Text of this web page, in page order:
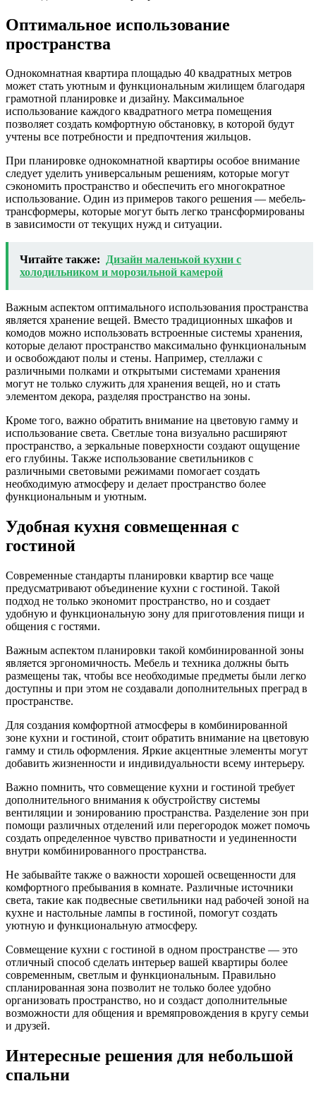
Оптимальное использование
пространства
Однокомнатная квартира площадью 40 квадратных метров
может стать уютным и функциональным жилищем благодаря
грамотной планировке и дизайну. Максимальное
использование каждого квадратного метра помещения
позволяет создать комфортную обстановку, в которой будут
учтены все потребности и предпочтения жильцов.
При планировке однокомнатной квартиры особое внимание
следует уделить универсальным решениям, которые могут
сэкономить пространство и обеспечить его многократное
использование. Один из примеров такого решения — мебель-
трансформеры, которые могут быть легко трансформированы
в зависимости от текущих нужд и ситуации.
Читайте также: Дизайн маленькой кухни с
холодильником и морозильной камерой
Важным аспектом оптимального использования пространства
является хранение вещей. Вместо традиционных шкафов и
комодов можно использовать встроенные системы хранения,
которые делают пространство максимально функциональным
и освобождают полы и стены. Например, стеллажи с
различными полками и открытыми системами хранения
могут не только служить для хранения вещей, но и стать
элементом декора, разделяя пространство на зоны.
Кроме того, важно обратить внимание на цветовую гамму и
использование света. Светлые тона визуально расширяют
пространство, а зеркальные поверхности создают ощущение
его глубины. Также использование светильников с
различными световыми режимами помогает создать
необходимую атмосферу и делает пространство более
функциональным и уютным.
Удобная кухня совмещенная с
гостиной
Современные стандарты планировки квартир все чаще
предусматривают объединение кухни с гостиной. Такой
подход не только экономит пространство, но и создает
удобную и функциональную зону для приготовления пищи и
общения с гостями.
Важным аспектом планировки такой комбинированной зоны
является эргономичность. Мебель и техника должны быть
размещены так, чтобы все необходимые предметы были легко
доступны и при этом не создавали дополнительных преград в
пространстве.
Для создания комфортной атмосферы в комбинированной
зоне кухни и гостиной, стоит обратить внимание на цветовую
гамму и стиль оформления. Яркие акцентные элементы могут
добавить жизненности и индивидуальности всему интерьеру.
Важно помнить, что совмещение кухни и гостиной требует
дополнительного внимания к обустройству системы
вентиляции и зонированию пространства. Разделение зон при
помощи различных отделений или перегородок может помочь
создать определенное чувство приватности и уединенности
внутри комбинированного пространства.
Не забывайте также о важности хорошей освещенности для
комфортного пребывания в комнате. Различные источники
света, такие как подвесные светильники над рабочей зоной на
кухне и настольные лампы в гостиной, помогут создать
уютную и функциональную атмосферу.
Совмещение кухни с гостиной в одном пространстве — это
отличный способ сделать интерьер вашей квартиры более
современным, светлым и функциональным. Правильно
спланированная зона позволит не только более удобно
организовать пространство, но и создаст дополнительные
возможности для общения и времяпровождения в кругу семьи
и друзей.
Интересные решения для небольшой
спальни